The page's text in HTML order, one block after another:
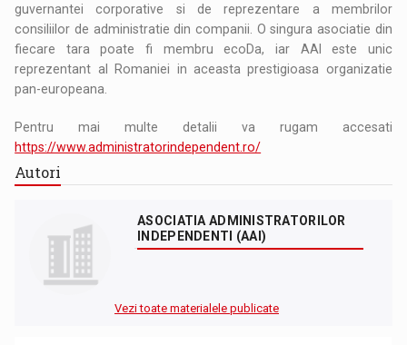
guvernantei corporative si de reprezentare a membrilor
consiliilor de administratie din companii. O singura asociatie din
fiecare tara poate fi membru ecoDa, iar AAI este unic
reprezentant al Romaniei in aceasta prestigioasa organizatie
pan-europeana.
Pentru mai multe detalii va rugam accesati
https://www.administratorindependent.ro/
Autori
ASOCIATIA ADMINISTRATORILOR
INDEPENDENTI (AAI)
Vezi toate materialele publicate